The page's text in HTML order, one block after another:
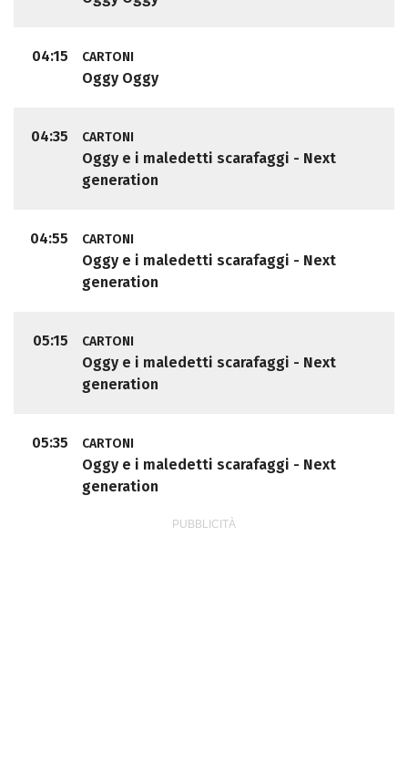
04:15 CARTONI
Oggy Oggy
04:35 CARTONI
Oggy e i maledetti scarafaggi - Next
generation
04:55 CARTONI
Oggy e i maledetti scarafaggi - Next
generation
05:15 CARTONI
Oggy e i maledetti scarafaggi - Next
generation
05:35 CARTONI
Oggy e i maledetti scarafaggi - Next
generation